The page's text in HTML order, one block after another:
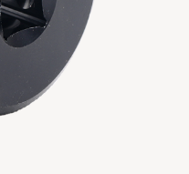
ンツール
ンツール